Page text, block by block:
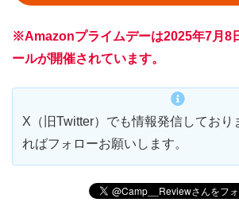
※Amazonプライムデーは2025年7月8
ールが開催されています。
X（旧Twitter）でも情報発信しており
ればフォローお願いします。